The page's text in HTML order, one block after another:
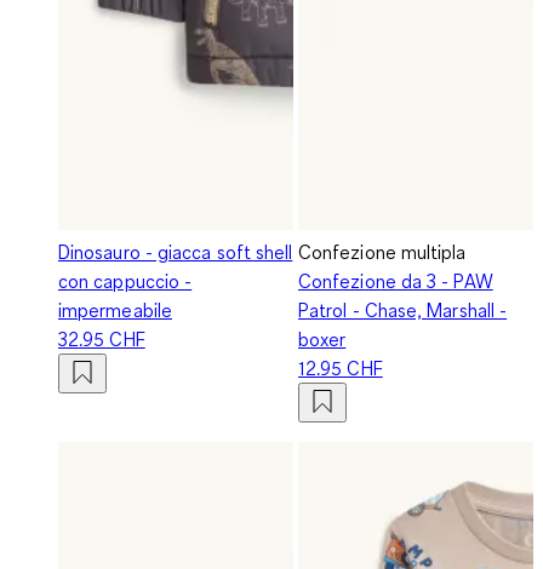
Dinosauro - giacca soft shell
con cappuccio -
impermeabile
32.95 CHF
Confezione multipla
Confezione da 3 - PAW
Patrol - Chase, Marshall -
boxer
12.95 CHF